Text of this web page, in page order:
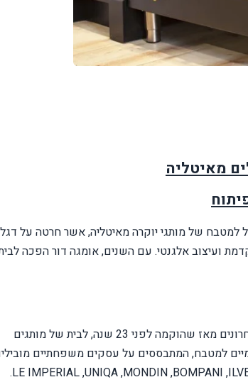
מאיטליה
למטבח של מותגי יוקרה מאיטליה, אשר חרטה על
ועיצוב אלגנטי. עם השנים, אומגה דור הפכה
אומגה דור בבעלותם של אשר ומירב בן הרוש, הפכה בעשורים האחרונים מאז שהוקמה לפני 23 שנה, לבית של מותגים
למטבח, המתבססים על עסקים משפחתיים
,
BOMPANI
,
MONDIN
,
UNIQA
,
IMPERIAL
LE
.